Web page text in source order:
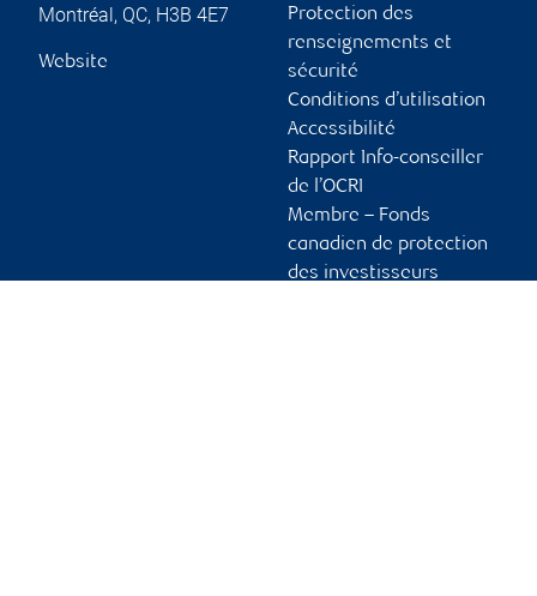
Montréal , QC, H3B 4E7
Website
Protection des
renseignements et
sécurité
Conditions d’utilisation
Accessibilité
Rapport Info-conseiller
de l’OCRI
Membre – Fonds
canadien de protection
des investisseurs